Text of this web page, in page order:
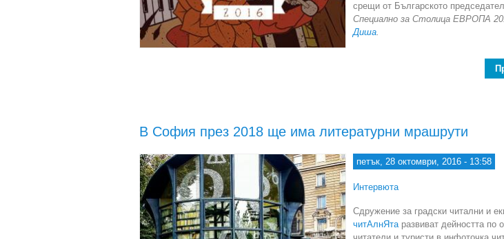
срещи от Българското
Специално за Столица ЕВРОПА
Диша.
В София през 2018 ще има литературни мрашрути
петък, 28 октомври, 2016 - 13:58
Интервюта
Сдружение за градски читални и
читАлнЯта развиват дейността по